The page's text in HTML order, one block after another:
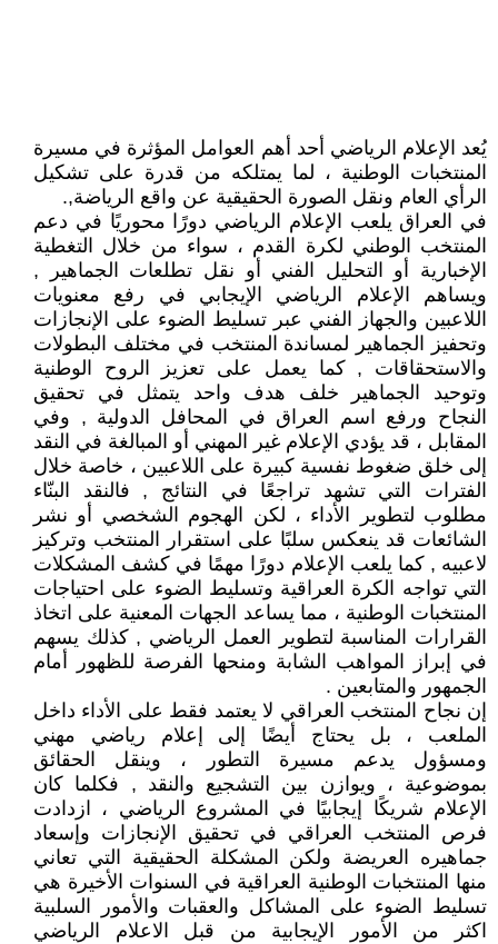
يُعد الإعلام الرياضي أحد أهم العوامل المؤثرة في مسيرة
المنتخبات الوطنية ، لما يمتلكه من قدرة على تشكيل
الرأي العام ونقل الصورة الحقيقية عن واقع الرياضة,.
في العراق يلعب الإعلام الرياضي دورًا محوريًا في دعم
المنتخب الوطني لكرة القدم ، سواء من خلال التغطية
الإخبارية أو التحليل الفني أو نقل تطلعات الجماهير ,
ويساهم الإعلام الرياضي الإيجابي في رفع معنويات
اللاعبين والجهاز الفني عبر تسليط الضوء على الإنجازات
وتحفيز الجماهير لمساندة المنتخب في مختلف البطولات
والاستحقاقات , كما يعمل على تعزيز الروح الوطنية
وتوحيد الجماهير خلف هدف واحد يتمثل في تحقيق
النجاح ورفع اسم العراق في المحافل الدولية , وفي
المقابل ، قد يؤدي الإعلام غير المهني أو المبالغة في النقد
إلى خلق ضغوط نفسية كبيرة على اللاعبين ، خاصة خلال
الفترات التي تشهد تراجعًا في النتائج , فالنقد البنّاء
مطلوب لتطوير الأداء ، لكن الهجوم الشخصي أو نشر
الشائعات قد ينعكس سلبًا على استقرار المنتخب وتركيز
لاعبيه , كما يلعب الإعلام دورًا مهمًا في كشف المشكلات
التي تواجه الكرة العراقية وتسليط الضوء على احتياجات
المنتخبات الوطنية ، مما يساعد الجهات المعنية على اتخاذ
القرارات المناسبة لتطوير العمل الرياضي , كذلك يسهم
في إبراز المواهب الشابة ومنحها الفرصة للظهور أمام
الجمهور والمتابعين .
إن نجاح المنتخب العراقي لا يعتمد فقط على الأداء داخل
الملعب ، بل يحتاج أيضًا إلى إعلام رياضي مهني
ومسؤول يدعم مسيرة التطور ، وينقل الحقائق
بموضوعية ، ويوازن بين التشجيع والنقد , فكلما كان
الإعلام شريكًا إيجابيًا في المشروع الرياضي ، ازدادت
فرص المنتخب العراقي في تحقيق الإنجازات وإسعاد
جماهيره العريضة ولكن المشكلة الحقيقية التي تعاني
منها المنتخبات الوطنية العراقية في السنوات الأخيرة هي
تسليط الضوء على المشاكل والعقبات والأمور السلبية
اكثر من الأمور الإيجابية من قبل الاعلام الرياضي